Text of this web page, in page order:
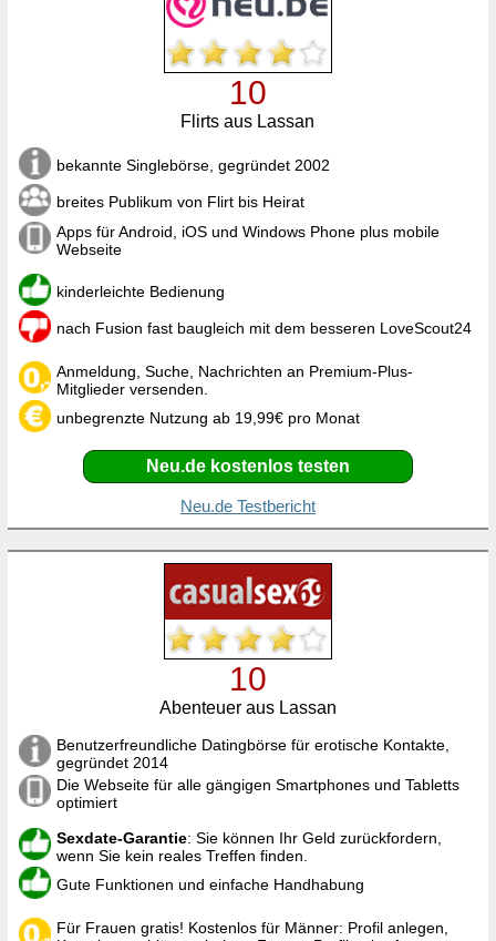
10
Flirts aus Lassan
bekannte Singlebörse, gegründet 2002
breites Publikum von Flirt bis Heirat
Apps für Android, iOS und Windows Phone plus mobile
Webseite
kinderleichte Bedienung
nach Fusion fast baugleich mit dem besseren LoveScout24
Anmeldung, Suche, Nachrichten an Premium-Plus-
Mitglieder versenden.
unbegrenzte Nutzung ab 19,99€ pro Monat
Neu.de kostenlos testen
Neu.de Testbericht
10
Abenteuer aus Lassan
Benutzerfreundliche Datingbörse für erotische Kontakte,
gegründet 2014
Die Webseite für alle gängigen Smartphones und Tabletts
optimiert
Sexdate-Garantie: Sie können Ihr Geld zurückfordern,
wenn Sie kein reales Treffen finden.
Gute Funktionen und einfache Handhabung
Für Frauen gratis! Kostenlos für Männer: Profil anlegen,